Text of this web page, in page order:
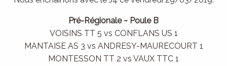
Pré-Régionale ~ Poule B
VOISINS TT 5 vs CONFLANS US 1
MANTAISE AS 3 vs ANDRESY-MAURECOURT 1
MONTESSON TT 2 vs VAUX TTC 1